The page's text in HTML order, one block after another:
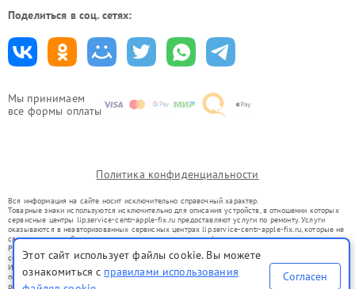
Мы принимаем
все формы оплаты
Поделиться в соц. сетях:
Политика конфиденциальности
Вся информация на сайте носит исключительно справочный характер.
Товарные знаки используются исключительно для описания устройств, в отношении которых
сервисные центры lip.service-centr-apple-fix.ru предоставляют услуги по ремонту. Услуги
оказываются в неавторизованных сервисных центрах lip.service-centr-apple-fix.ru, которые не
связаны с правообладателями товарных знаков или их официальными представителями.
Ремонт осуществляется для устройств, уже введенных в гражданский оборот в соответствии
со статьей 1487 ГК РФ.
Использование товарных знаков не преследует цели индивидуализации услуг или введения
потребителей в заблуждение, а служит для информирования о предоставляемых услугах по
ремонту техники указанных брендов.
Этот сайт использует файлы cookie. Вы можете
ознакомиться с правилами использования
Согласен